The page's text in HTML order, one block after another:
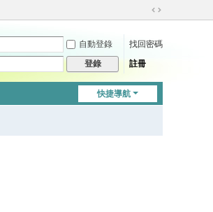
切
到
自動登錄
找回密碼
登錄 註冊
快捷導航